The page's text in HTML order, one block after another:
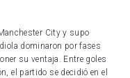
City y supo
dominaron por fases
su ventaja. Entre goles
el partido se decidió en el